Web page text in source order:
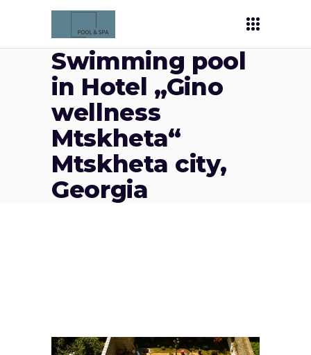
Swimming pool
in Hotel „Gino
wellness
Mtskheta“
Mtskheta city,
Georgia